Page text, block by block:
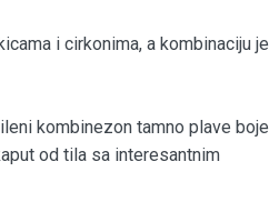
i cirkonima, a kombinaciju je
kombinezon tamno plave boje
od tila sa interesantnim